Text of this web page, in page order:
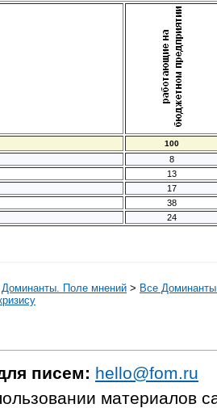
100
8
13
17
38
24
Доминанты. Поле мнений > Все
писем: hello@fom.ru
материалов